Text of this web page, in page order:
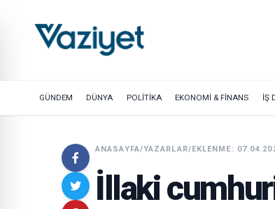
GÜNDEM DÜNYA POLİTİKA EKONOMİ & FİNANS İŞ
ANASAYFA/YAZARLAR/EKLENME:
İllaki